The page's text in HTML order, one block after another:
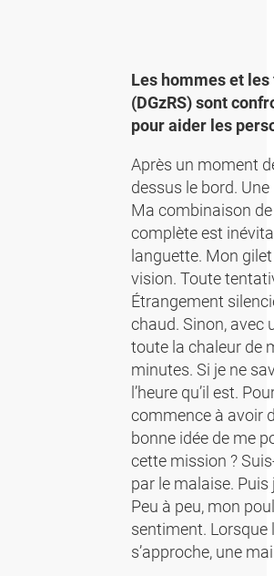
Les hommes et
(DGzRS) sont
pour aider les
Après un moment
dessus le bord.
Ma combinaison
complète est
languette. Mon
vision. Toute
Étrangement
chaud. Sinon, avec
toute la chaleur de
minutes. Si je ne
l’heure qu’il est.
commence à avoir
bonne idée de me
cette mission ?
par le malaise.
Peu à peu, mon
sentiment. Lorsque
s’approche, une